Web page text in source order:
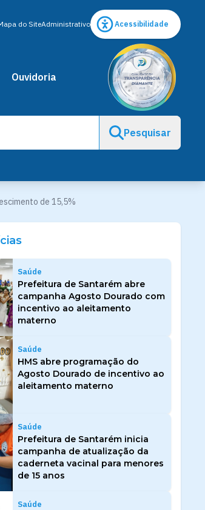
do SiteAdministrativo Acessibilidade
Ouvidoria
Pesquisar
de 15,5%
Saúde
Prefeitura de Santarém abre
campanha Agosto Dourado com
incentivo ao aleitamento
materno
Saúde
HMS abre programação do
Agosto Dourado de incentivo ao
aleitamento materno
Saúde
Prefeitura de Santarém inicia
campanha de atualização da
caderneta vacinal para menores
de 15 anos
Saúde